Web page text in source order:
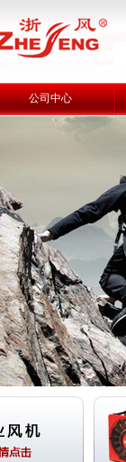
公司中心